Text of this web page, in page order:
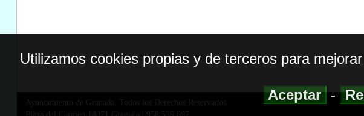
Ayuntamiento de Granada. Todos los Derechos Reservados.
Utilizamos cookies propias y de terceros para
Aceptar-